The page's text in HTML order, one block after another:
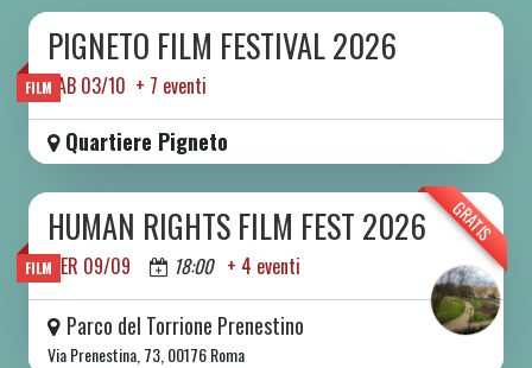
FILM
DA SAB 03/10 A SAB 10/10 2026
PIGNETO FILM FESTIVAL 2026
SAB 03/10 + 7 eventi
Quartiere Pigneto
FILM
GRATIS
DA MER 09/09 A DOM 13/09 2026
HUMAN RIGHTS FILM FEST 2026
MER 09/09 18:00 + 4 eventi
Parco del Torrione Prenestino
Via Prenestina, 73, 00176 Roma